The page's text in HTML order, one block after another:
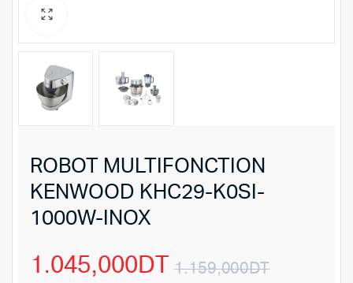
ROBOT MULTIFONCTION
KENWOOD KHC29-K0SI-
1000W-INOX
1.159,000DT
1.045,000DT